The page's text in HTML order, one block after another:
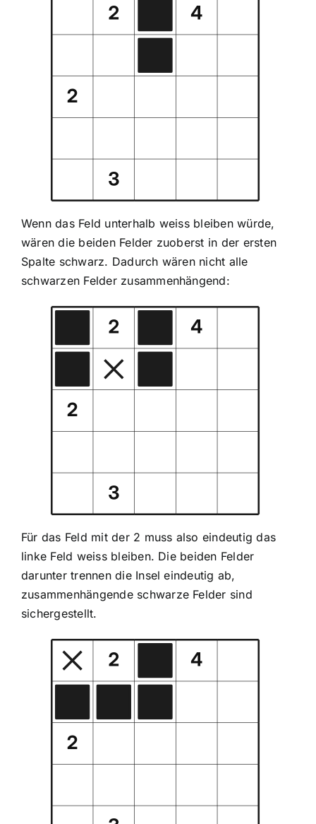
Wenn das Feld unterhalb weiss bleiben würde,
wären die beiden Felder zuoberst in der ersten
Spalte schwarz. Dadurch wären nicht alle
schwarzen Felder zusammenhängend:
Für das Feld mit der 2 muss also eindeutig das
linke Feld weiss bleiben. Die beiden Felder
darunter trennen die Insel eindeutig ab,
zusammenhängende schwarze Felder sind
sichergestellt.